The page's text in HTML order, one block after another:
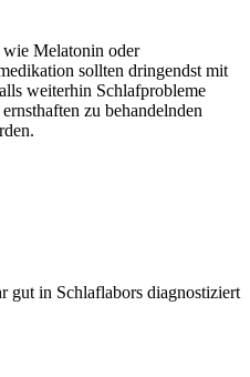
Melatonin oder
sollten dringendst mit
weiterhin Schlafprobleme
zu behandelnden
gut in Schlaflabors diagnostiziert